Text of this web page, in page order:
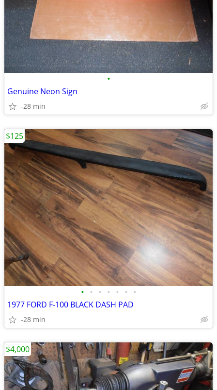
•
Genuine Neon Sign
-28 min
• • • • • • •
1977 FORD F-100 BLACK DASH PAD
-28 min
$125
$4,000